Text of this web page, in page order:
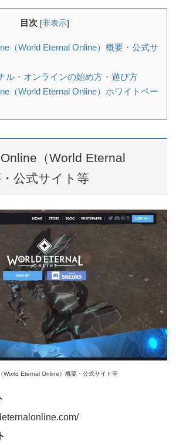
目次 [非表示]
（World Eternal Online）概要・公式サ
ル・オンラインの始め方・遊び方
（World Eternal Online）ホワイトペー
（World Eternal
公式サイト等
World Eternal Online）概要・公式サイト等